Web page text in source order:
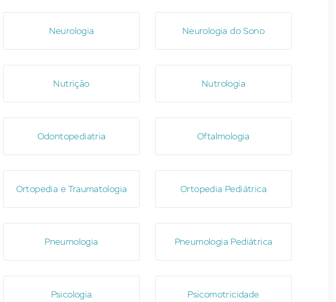
Neurologia Neurologia do Sono
Nutrição Nutrologia
Odontopediatria Oftalmologia
Ortopedia e Traumatologia Ortopedia Pediátrica
Pneumologia Pneumologia Pediátrica
Psicologia Psicomotricidade